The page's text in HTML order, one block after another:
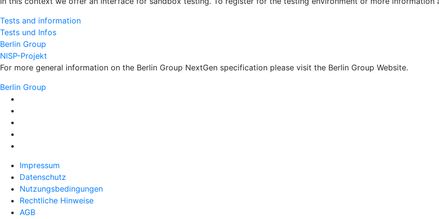
Tests and information
Tests und Infos
Berlin Group
NISP-Projekt
For more general information on the Berlin Group NextGen specification please visit the Berlin Group Website.
Berlin Group
Impressum
Datenschutz
Nutzungsbedingungen
Rechtliche Hinweise
AGB